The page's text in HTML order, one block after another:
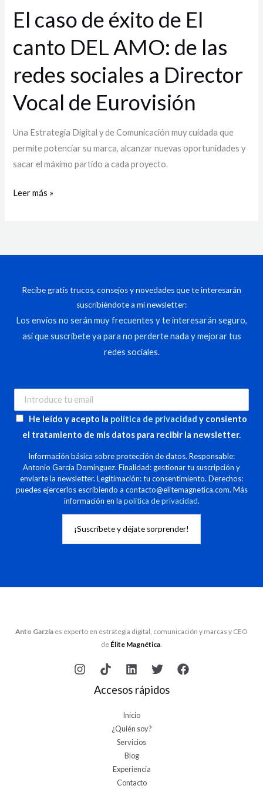
El caso de éxito de El
canto DEL AMO: de las
redes sociales a Director
Vocal de Eurovisión
Una Estrategia Digital y de Comunicación muy cuidada que
permite potenciar su marca, alcanzar nuevas oportunidades y
sacar el máximo partido a cada proyecto.
de
redes
sociales
Director
de
Eurovisión
Leer más »
Recibe gratis trucos, consejos y novedades que te interesarán
suscribiéndote a mi newsletter:
Los envíos no serán muy frecuentes y te interesarán seguro,
así que suscríbete ya para no perderte nada y mejorar tus
redes sociales.
He leído y acepto la política de privacidad y consiento
el tratamiento de mis datos para recibir la newsletter.
Información básica sobre protección de datos. Responsable:
Antonio García Domínguez. Finalidad: gestionar tu suscripción y
enviarte la newsletter. Legitimación: tu consentimiento. Derechos:
puedes ejercerlos escribiendo a contacto@elitemagnetica.com. Más
información en la política de privacidad.
Anto Garzía es experto en estrategia digital, comunicación y marcas y CEO
de Élite Magnética
Accesos rápidos
Inicio
¿Quién soy?
Servicios
Blog
Experiencia
Contacto